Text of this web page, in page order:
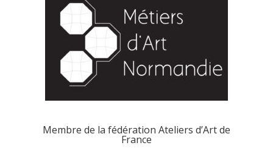
Membre de la fédération Ateliers d’Art de
France